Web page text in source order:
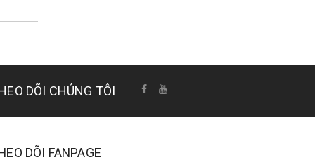
DÕI CHÚNG TÔI
DÕI FANPAGE